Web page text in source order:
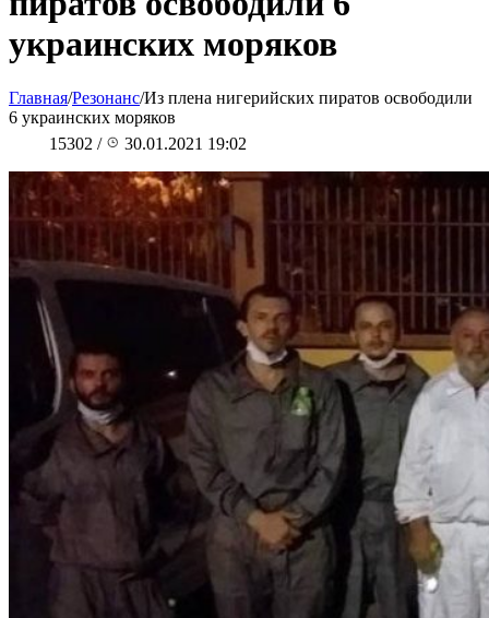
украинских моряков
Главная/Резонанс/Из плена нигерийских пиратов освободили
6 украинских моряков
15302 / 30.01.2021 19:02